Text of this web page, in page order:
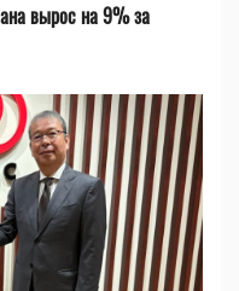
вырос на 9% за